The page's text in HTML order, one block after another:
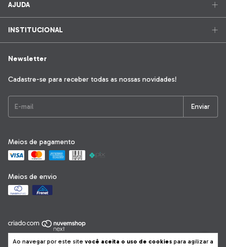
Ao navegar por este site você aceita o uso de cookies para agilizar a
AJUDA
INSTITUCIONAL
Newsletter
Cadastre-se para receber todas as nossas novidades!
Meios de pagamento
Meios de envio
Copyright Firenza Industria e Comércio de Móveis LTDA-EPP -
19570710000185 - 2026. Todos os direitos reservados.